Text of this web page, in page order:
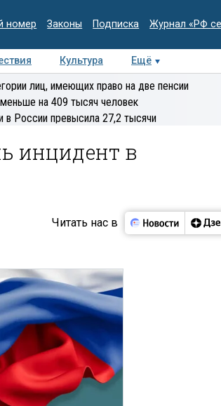
номер Законы Подписка Журнал «РФ
Культура
Ещё
Интервью Колумнисты
лиц, имеющих право на две пенсии
на 409 тысяч человек
в России превысила 27,2 тысячи
инцидент в
Читать нас в